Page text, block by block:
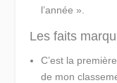
l’année ».
Les faits
C’est la
de mon